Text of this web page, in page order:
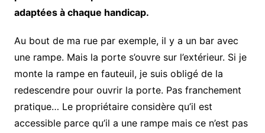
adaptées à chaque handicap.
Au bout de ma rue par exemple, il y a un bar avec
une rampe. Mais la porte s’ouvre sur l’extérieur. Si je
monte la rampe en fauteuil, je suis obligé de la
redescendre pour ouvrir la porte. Pas franchement
pratique… Le propriétaire considère qu’il est
accessible parce qu’il a une rampe mais ce n’est pas